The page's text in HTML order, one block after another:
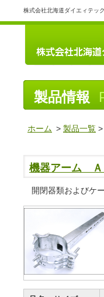
株式会社北海道ダイエィテッ
製品情報
ホーム >製品一覧
機器アーム Ａ
開閉器類およびケ